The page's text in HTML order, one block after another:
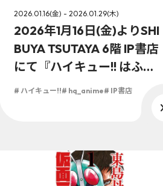
2026.01.16(金) - 2026.01.29(木)
2026年1月16日(金)よりSHI
BUYA TSUTAYA 6階 IP書店
にて『ハイキュー!! はふは
ふ POP UP SHOP by Produ
# ハイキュー!!# hq_anime# IP書店